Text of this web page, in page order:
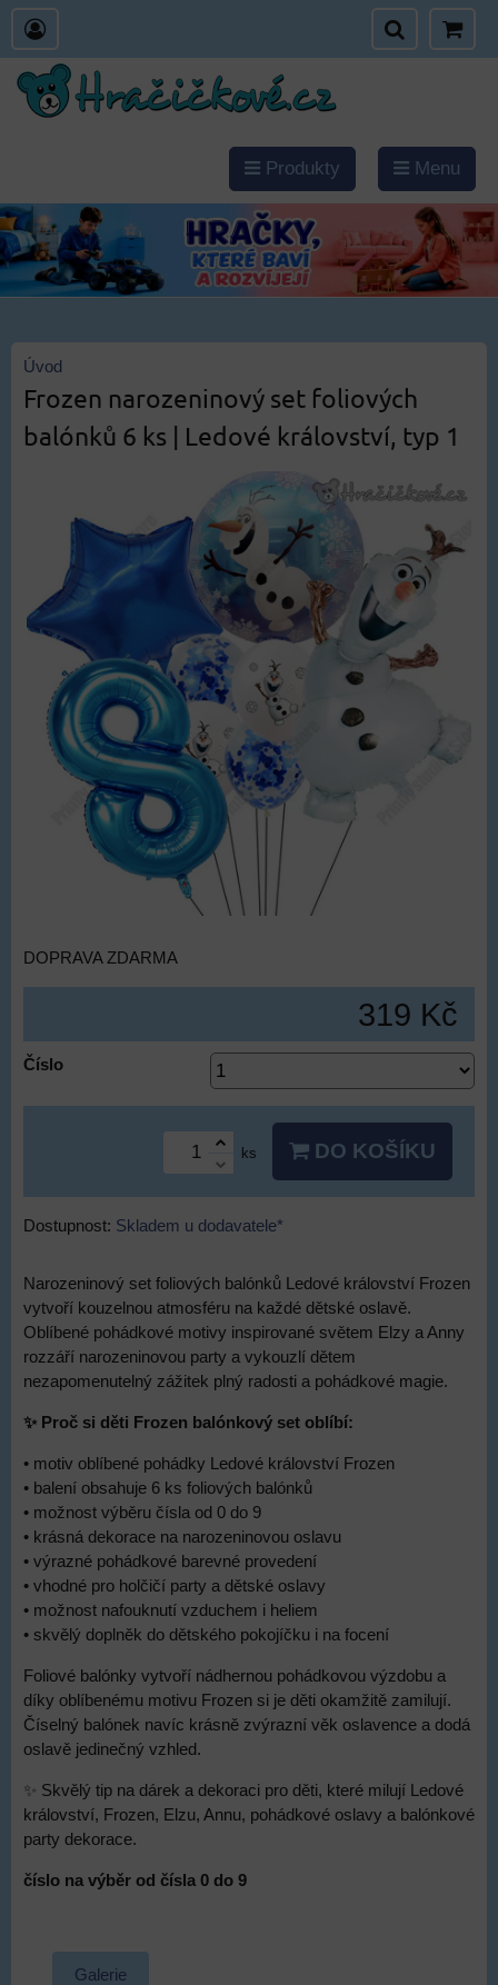
Produkty Menu
Úvod
Frozen narozeninový set foliových
balónků 6 ks | Ledové království, typ 1
DOPRAVA ZDARMA
319 Kč
Číslo
ks DO KOŠÍKU
Dostupnost: Skladem u dodavatele*
Narozeninový set foliových balónků Ledové království Frozen
vytvoří kouzelnou atmosféru na každé dětské oslavě.
Oblíbené pohádkové motivy inspirované světem Elzy a Anny
rozzáří narozeninovou party a vykouzlí dětem
nezapomenutelný zážitek plný radosti a pohádkové magie.
✨ Proč si děti Frozen balónkový set oblíbí:
• motiv oblíbené pohádky Ledové království Frozen
• balení obsahuje 6 ks foliových balónků
• možnost výběru čísla od 0 do 9
• krásná dekorace na narozeninovou oslavu
• výrazné pohádkové barevné provedení
• vhodné pro holčičí party a dětské oslavy
• možnost nafouknutí vzduchem i heliem
• skvělý doplněk do dětského pokojíčku i na focení
Foliové balónky vytvoří nádhernou pohádkovou výzdobu a
díky oblíbenému motivu Frozen si je děti okamžitě zamilují.
Číselný balónek navíc krásně zvýrazní věk oslavence a dodá
oslavě jedinečný vzhled.
✨ Skvělý tip na dárek a dekoraci pro děti, které milují Ledové
království, Frozen, Elzu, Annu, pohádkové oslavy a balónkové
party dekorace.
číslo na výběr od čísla 0 do 9
Galerie